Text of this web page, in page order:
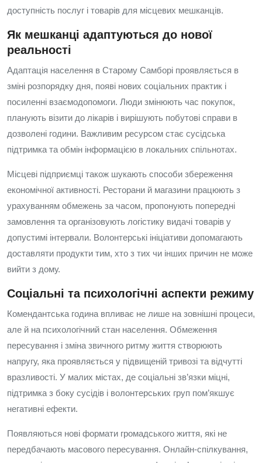
доступність послуг і товарів для місцевих мешканців.
Як мешканці адаптуються до нової
реальності
Адаптація населення в Старому Самборі проявляється в
зміні розпорядку дня, появі нових соціальних практик і
посиленні взаємодопомоги. Люди змінюють час покупок,
планують візити до лікарів і вирішують побутові справи в
дозволені години. Важливим ресурсом стає сусідська
підтримка та обмін інформацією в локальних спільнотах.
Місцеві підприємці також шукають способи збереження
економічної активності. Ресторани й магазини працюють з
урахуванням обмежень за часом, пропонують попередні
замовлення та організовують логістику видачі товарів у
допустимі інтервали. Волонтерські ініціативи допомагають
доставляти продукти тим, хто з тих чи інших причин не може
вийти з дому.
Соціальні та психологічні аспекти режиму
Комендантська година впливає не лише на зовнішні процеси,
але й на психологічний стан населення. Обмеження
пересування і зміна звичного ритму життя створюють
напругу, яка проявляється у підвищеній тривозі та відчутті
вразливості. У малих містах, де соціальні зв’язки міцні,
підтримка з боку сусідів і волонтерських груп пом’якшує
негативні ефекти.
Появляються нові формати громадського життя, які не
передбачають масового пересування. Онлайн-спілкування,